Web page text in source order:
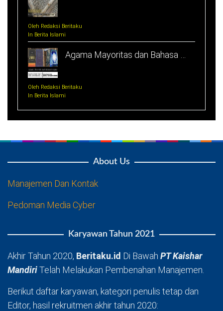
Oleh Redaksi Beritaku
In Berita Islami
Agama Mayoritas dan Bahasa …
Oleh Redaksi Beritaku
In Berita Islami
About Us
Manajemen Dan Kontak
Pedoman Media Cyber
Karyawan Tahun 2021
Akhir Tahun 2020, Beritaku.id Di Bawah PT Kaishar
MandiriTelah Melakukan Pembenahan Manajemen.
Berikut daftar karyawan, kategori penulis tetap dan
Editor, hasil rekruitmen akhir tahun 2020: